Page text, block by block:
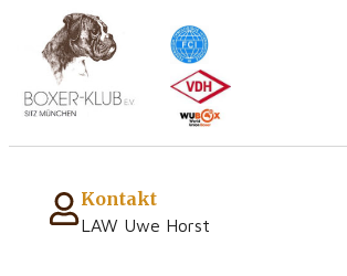
Kontakt
LAW Uwe Horst